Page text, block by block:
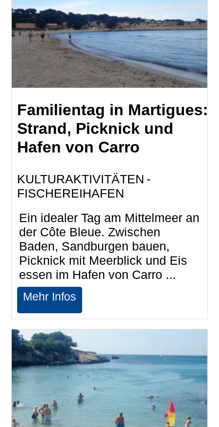
Familientag in Martigues:
Strand, Picknick und
Hafen von Carro
KULTURAKTIVITÄTEN
FISCHEREIHAFEN
Ein idealer Tag am Mittelmeer an
der Côte Bleue. Zwischen
Baden, Sandburgen bauen,
Picknick mit Meerblick und Eis
essen im Hafen von Carro ...
Mehr Infos